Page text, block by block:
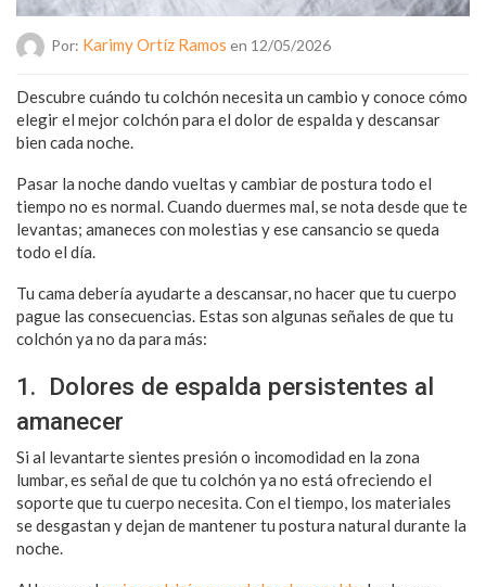
Por: Karimy Ortíz Ramos en 12/05/2026
Descubre cuándo tu colchón necesita un cambio y conoce cómo
elegir el mejor colchón para el dolor de espalda y descansar
bien cada noche.
Pasar la noche dando vueltas y cambiar de postura todo el
tiempo no es normal. Cuando duermes mal, se nota desde que te
levantas; amaneces con molestias y ese cansancio se queda
todo el día.
Tu cama debería ayudarte a descansar, no hacer que tu cuerpo
pague las consecuencias. Estas son algunas señales de que tu
colchón ya no da para más:
1. Dolores de espalda persistentes al
amanecer
Si al levantarte sientes presión o incomodidad en la zona
lumbar, es señal de que tu colchón ya no está ofreciendo el
soporte que tu cuerpo necesita. Con el tiempo, los materiales
se desgastan y dejan de mantener tu postura natural durante la
noche.